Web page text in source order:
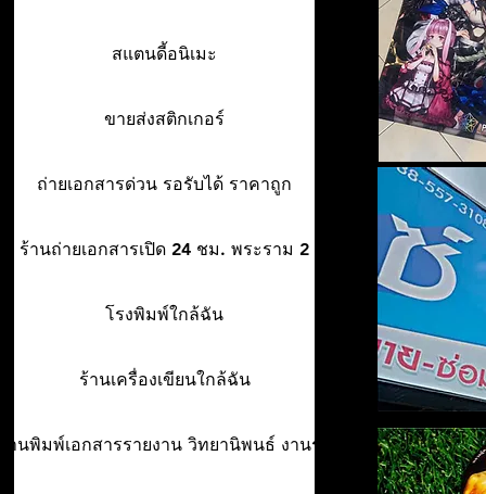
สแตนดี้อนิเมะ
ขายส่งสติกเกอร์
ถ่ายเอกสารด่วน รอรับได้ ราคาถูก
ร้านถ่ายเอกสารเปิด 24 ชม. พระราม 2
โรงพิมพ์ใกล้ฉัน
ร้านเครื่องเขียนใกล้ฉัน
านพิมพ์เอกสารรายงาน วิทยานิพนธ์ งานรา